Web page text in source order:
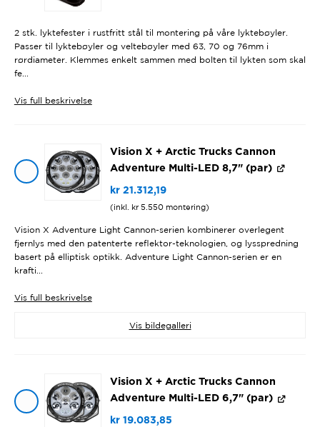
2 stk. lyktefester i rustfritt stål til montering på våre lyktebøyler.
Passer til lyktebøyler og veltebøyler med 63, 70 og 76mm i
rørdiameter. Klemmes enkelt sammen med bolten til lykten som skal
fe...
Visfull beskrivelse
Vision X + Arctic Trucks Cannon
Adventure Multi-LED 8,7" (par)
kr21.312,19
(inkl. kr5.550montering)
Vision X Adventure Light Cannon-serien kombinerer overlegent
fjernlys med den patenterte reflektor-teknologien, og lysspredning
basert på elliptisk optikk. Adventure Light Cannon-serien er en
krafti...
Visfull beskrivelse
Vis bildegalleri
Vision X + Arctic Trucks Cannon
Adventure Multi-LED 6,7" (par)
kr19.083,85